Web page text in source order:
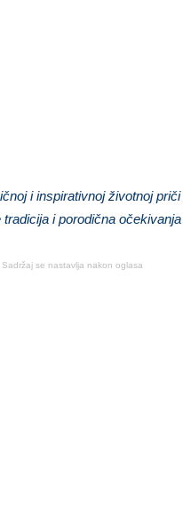
i inspirativnoj životnoj
i porodična
Sadržaj se nastavlja nakon oglasa